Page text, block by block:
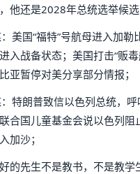
他还是2028年总统选举候选
美国“福特”号航母进入加勒
入战备状态；美国打击“贩
亚暂停对美分享部分情报；
特朗普致信以色列总统，
合国儿童基金会说以色列阻
加沙；
好的先生不是教书，不是教